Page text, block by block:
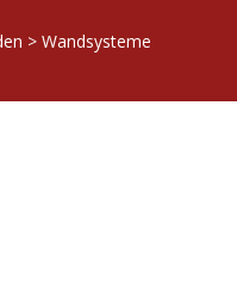
> Wandsysteme